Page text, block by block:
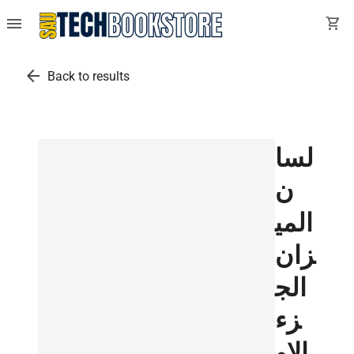
menu shopping_cart
arrow_back Back to results
لسا
ن
المي
زان
الج
زء